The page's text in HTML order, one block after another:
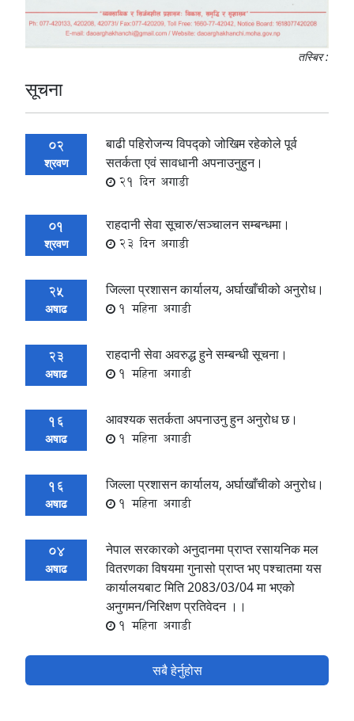
तस्बिर :
सूचना
02
श्रवण
बाढी पहिरोजन्य विपद्को जोखिम रहेकोले पूर्व
सतर्कता एवं‌ सावधानी अपनाउनुहुन।
21 दिन अगाडी
01
श्रवण
राहदानी सेवा सूचारु/सञ्चालन सम्बन्धमा।
23 दिन अगाडी
25
अषाढ
जिल्ला प्रशासन कार्यालय, अर्घाखाँचीको अनुरोध।
1 महिना अगाडी
23
अषाढ
राहदानी सेवा अवरुद्ध हुने सम्बन्धी सूचना।
1 महिना अगाडी
16
अषाढ
आवश्यक सतर्कता अपनाउनु हुन अनुरोध छ।
1 महिना अगाडी
16
अषाढ
जिल्ला प्रशासन कार्यालय, अर्घाखाँचीको अनुरोध।
1 महिना अगाडी
04
अषाढ
नेपाल सरकारको अनुदानमा प्राप्त रसायनिक मल
वितरणका विषयमा गुनासो प्राप्त भए पश्चातमा यस
कार्यालयबाट मिति 2083/03/04 मा भएको
अनुगमन/निरिक्षण प्रतिवेदन ।।
1 महिना अगाडी
सबै हेर्नुहोस